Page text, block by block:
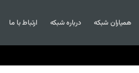
همیاران شبکه درباره شبکه ارتباط با ما